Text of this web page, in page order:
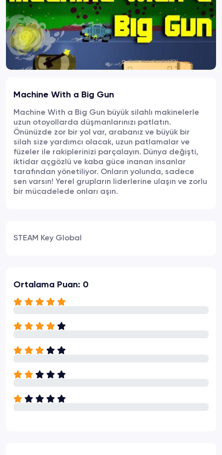
Machine With a Big Gun
Machine With a Big Gun büyük silahlı makinelerle
uzun otoyollarda düşmanlarınızı patlatın.
Önünüzde zor bir yol var, arabanız ve büyük bir
silah size yardımcı olacak, uzun patlamalar ve
füzeler ile rakiplerinizi parçalayın. Dünya değişti,
iktidar açgözlü ve kaba güce inanan insanlar
tarafından yönetiliyor. Onların yolunda, sadece
sen varsın! Yerel grupların liderlerine ulaşın ve zorlu
bir mücadelede onları aşın.
STEAM Key Global
Ortalama Puan: 0